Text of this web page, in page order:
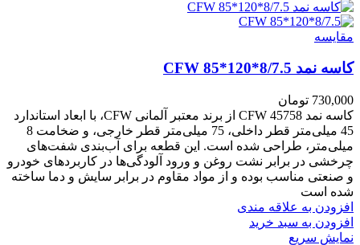
مقايسه
کاسه نمد CFW 85*120*8/7.5
730,000 تومان
کاسه نمد CFW 45758 از برند معتبر آلمانی CFW، با ابعاد استاندارد
45 میلی‌متر قطر داخلی، 75 میلی‌متر قطر خارجی، و ضخامت 8
میلی‌متر، طراحی شده است. این قطعه برای آب‌بندی شفت‌های
چرخشی در برابر نشت روغن و ورود آلودگی‌ها در کاربردهای خودرو
و صنعتی مناسب بوده و از مواد مقاوم در برابر سایش و دما ساخته
شده است
افزودن به علاقه مندی
افزودن به سبد خرید
نمایش سریع